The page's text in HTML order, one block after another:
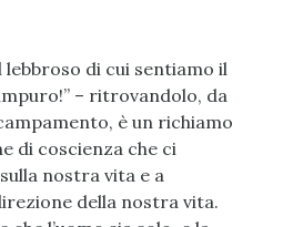
lebbroso di cui sentiamo il
– ritrovandolo, da
è un richiamo
di coscienza che ci
nostra vita e a
della nostra vita.